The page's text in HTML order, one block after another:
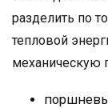
разделить по
тепловой
механическую